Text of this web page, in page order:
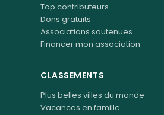
Top contributeurs
Dons gratuits
Associations soutenues
Financer mon association
CLASSEMENTS
Plus belles villes du monde
Vacances en famille